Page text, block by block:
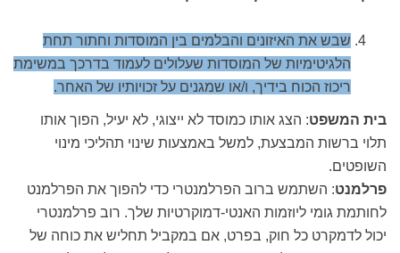
שבש את האיזונים והבלמים בין המוסדות וחתור תחת
הלגיטימיות של המוסדות שעלולים לעמוד בדרכך במשימת
ריכוז הכוח בידיך, ו/או שמגנים על זכויותיו של האחר.
בית המשפט: הצג אותו כמוסד לא ייצוגי, לא יעיל, הפוך אותו
תלוי ברשות המבצעת, למשל באמצעות שינוי תהליכי מינוי
השופטים.
פרלמנט: השתמש ברוב הפרלמנטרי כדי להפוך את הפרלמנט
לחותמת גומי ליוזמות האנטי-דמוקרטיות שלך. רוב פרלמנטרי
יכול לדמקרט כל חוק, בפרט, אם במקביל תחליש את כוחה של